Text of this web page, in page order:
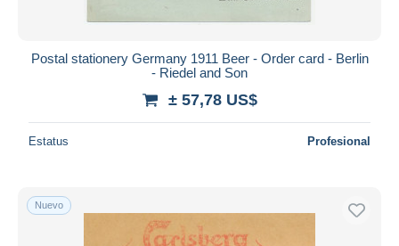
Postal stationery Germany 1911 Beer - Order card - Berlin
- Riedel and Son
± 57,78 US$
Estatus Profesional
Nuevo